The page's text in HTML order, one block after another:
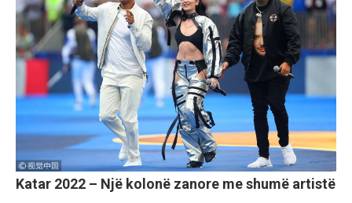
Katar 2022 – Një kolonë zanore me shumë artistë